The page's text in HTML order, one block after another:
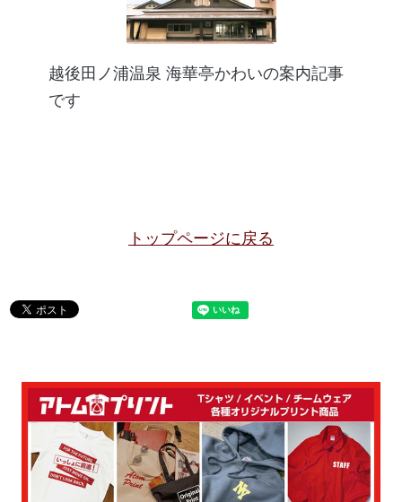
越後田ノ浦温泉 海華亭かわいの案内記事
です
トップページに戻る